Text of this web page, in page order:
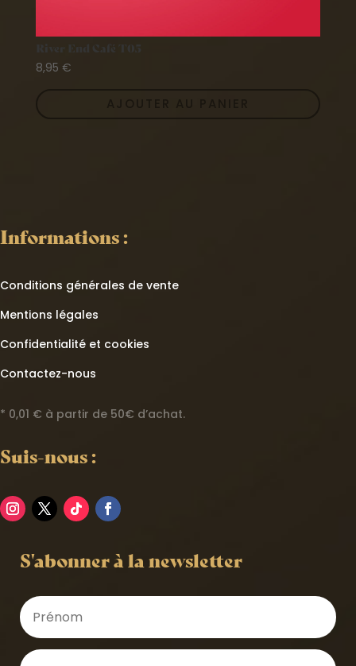
River End Café T05
8,95 €
Informations :
Conditions générales de vente
Mentions légales
Confidentialité et cookies
Contactez-nous
* 0,01 € à partir de 50€ d’achat.
Suis-nous :
S'abonner à la newsletter